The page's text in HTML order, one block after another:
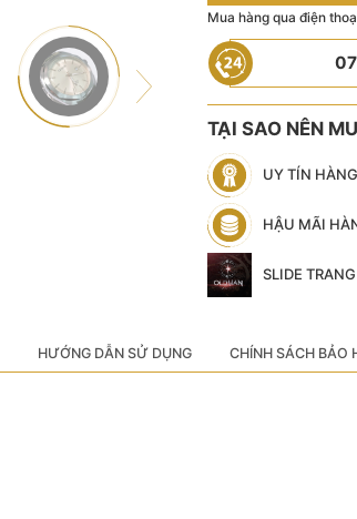
Mua hàng qua điện
TẠI SAO NÊN
UY TÍN
HẬU MÃI
SLIDE
HƯỚNG DẪN SỬ DỤNG CHÍNH SÁCH BẢO